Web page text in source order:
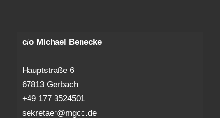
c/o Michael Benecke
Hauptstraße 6
67813 Gerbach
+49 177 3524501
sekretaer@mgcc.de